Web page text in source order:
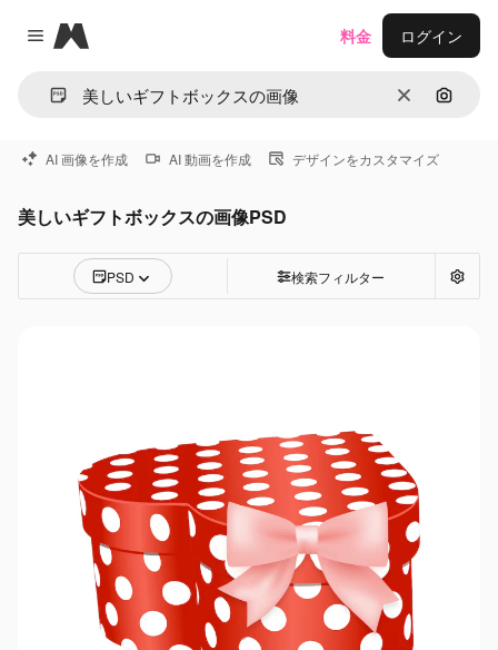
Close menu
Magnific
消去 画像で
料金 ログイン
AI 画像を作成 AI 動画を作成 デザインをカスタマイズ
美しいギフトボックスの画像PSD
PSD 検索フィルター